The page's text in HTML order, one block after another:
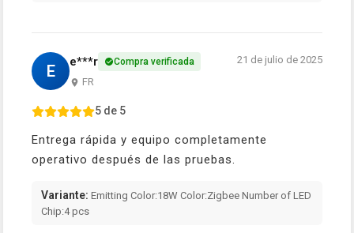
E e***r Compra verificada
FR
21 de julio de 2025
5 de 5
Entrega rápida y equipo completamente
operativo después de las pruebas.
Variante: Emitting Color:18W Color:Zigbee Number of LED
Chip:4 pcs